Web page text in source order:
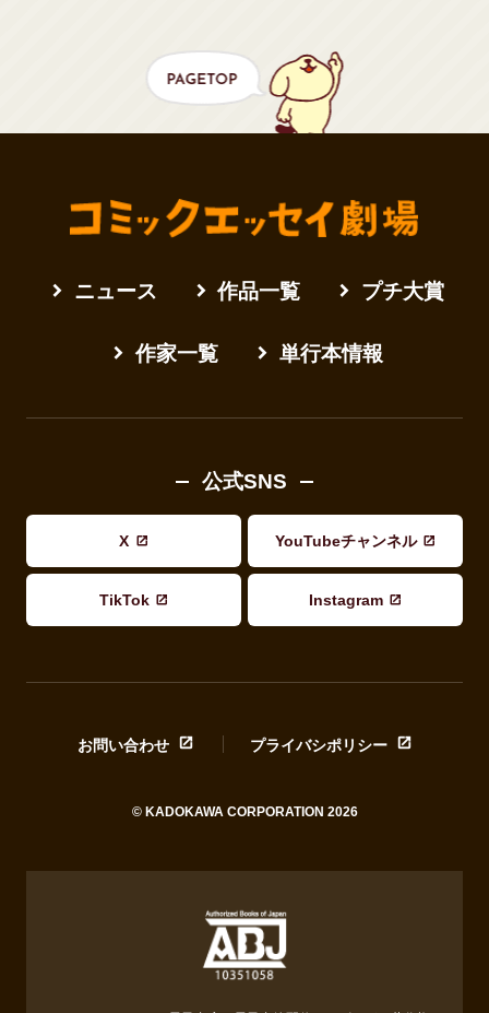
ニュース 作品一覧 プチ大賞
作家一覧 単行本情報
公式SNS
X YouTubeチャンネル
TikTok Instagram
お問い合わせ プライバシポリシー
© KADOKAWA CORPORATION 2026